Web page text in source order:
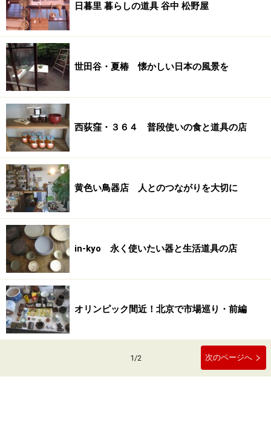
日暮里 暮らしの道具 谷中 松野屋
世田谷・夏椿 懐かしい日本の風景を
西荻窪・３６４ 普段使いの食と道具の店
黄色い鳥器店 人とのつながりを大切に
in-kyo 永く使いたい器と生活道具の店
オリンピック間近！北京で市場巡り・前編
1/2 次のページへ